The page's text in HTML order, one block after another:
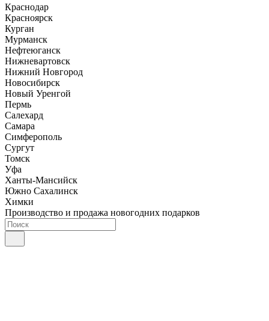
Краснодар
Красноярск
Курган
Мурманск
Нефтеюганск
Нижневартовск
Нижний Новгород
Новосибирск
Новый Уренгой
Пермь
Салехард
Самара
Симферополь
Сургут
Томск
Уфа
Ханты-Мансийск
Южно Сахалинск
Химки
Производство и продажа новогодних подарков